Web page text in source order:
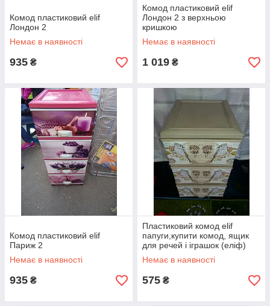
Комод пластиковий elif
Лондон 2
Немає в наявності
935 ₴
Комод пластиковий elif
Лондон 2 з верхньою
кришкою
Немає в наявності
1 019 ₴
Комод пластиковий elif
Париж 2
Немає в наявності
935 ₴
Пластиковий комод elif
папуги,купити комод, ящик
для речей і іграшок (еліф)
Немає в наявності
575 ₴